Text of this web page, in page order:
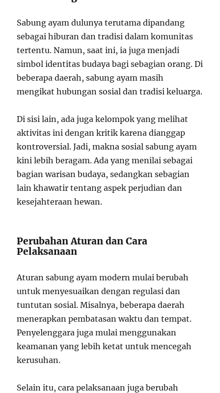
Sabung ayam dulunya terutama dipandang
sebagai hiburan dan tradisi dalam komunitas
tertentu. Namun, saat ini, ia juga menjadi
simbol identitas budaya bagi sebagian orang. Di
beberapa daerah, sabung ayam masih
mengikat hubungan sosial dan tradisi keluarga.
Di sisi lain, ada juga kelompok yang melihat
aktivitas ini dengan kritik karena dianggap
kontroversial. Jadi, makna sosial sabung ayam
kini lebih beragam. Ada yang menilai sebagai
bagian warisan budaya, sedangkan sebagian
lain khawatir tentang aspek perjudian dan
kesejahteraan hewan.
Perubahan Aturan dan Cara
Pelaksanaan
Aturan sabung ayam modern mulai berubah
untuk menyesuaikan dengan regulasi dan
tuntutan sosial. Misalnya, beberapa daerah
menerapkan pembatasan waktu dan tempat.
Penyelenggara juga mulai menggunakan
keamanan yang lebih ketat untuk mencegah
kerusuhan.
Selain itu, cara pelaksanaan juga berubah